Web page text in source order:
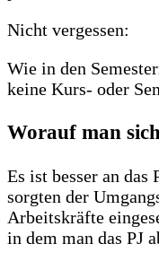
Nicht vergessen:
Wie in den
keine Kurs- oder
Worauf man
Es ist besser an
sorgten der
Arbeitskräfte
in dem man das PJ